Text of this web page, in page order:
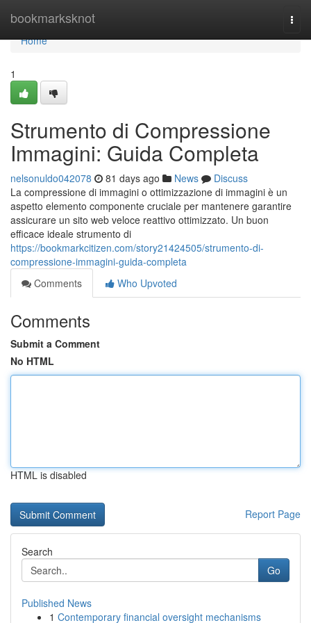
bookmarksknot
Home
Home
1
Strumento di Compressione
Immagini: Guida Completa
nelsonuldo042078 81 days ago News
Discuss
La compressione di immagini o ottimizzazione di immagini è un
aspetto elemento componente cruciale per mantenere garantire
assicurare un sito web veloce reattivo ottimizzato. Un buon
efficace ideale strumento di
https://bookmarkcitizen.com/story21424505/strumento-di-
compressione-immagini-guida-completa
Comments
Who Upvoted
Comments
Submit a Comment
No HTML
HTML is disabled
Report Page
Search
Go
Published News
1 Contemporary financial oversight mechanisms